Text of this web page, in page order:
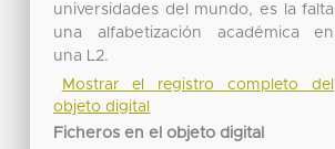
universidades del mundo, es la falta
una alfabetización académica en
una L2.
Mostrar el registro completo del
objeto digital
Ficheros en el objeto digital